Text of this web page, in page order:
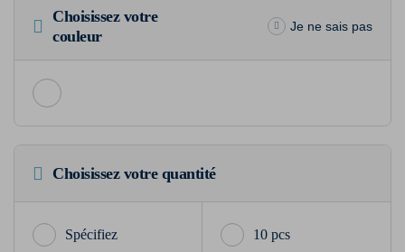
Choisissez votre
couleur
Je ne sais pas
Choisissez votre quantité
10 pcs